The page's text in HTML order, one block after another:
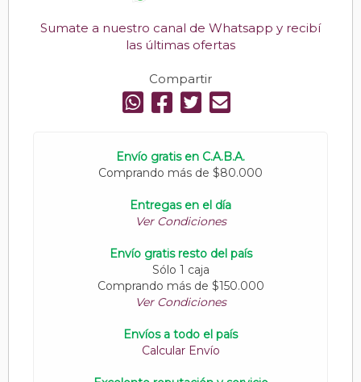
Sumate a nuestro canal de Whatsapp y recibí
las últimas ofertas
Compartir
Envío gratis en C.A.B.A.
Comprando más de $80.000
Entregas en el día
Ver Condiciones
Envío gratis resto del país
Sólo 1 caja
Comprando más de $150.000
Ver Condiciones
Envíos a todo el país
Calcular Envío